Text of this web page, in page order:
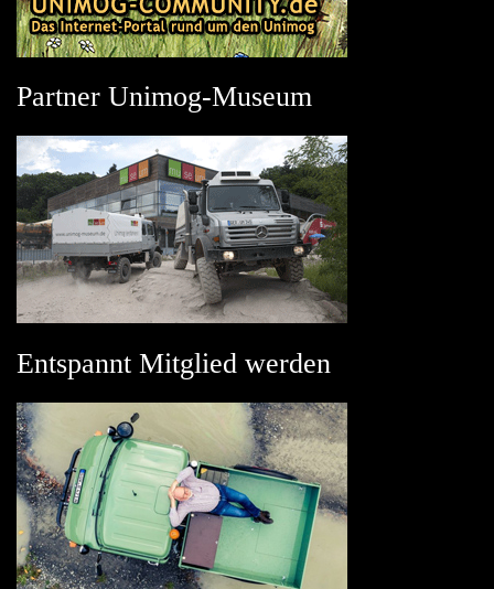
Partner Unimog-Museum
Entspannt Mitglied werden